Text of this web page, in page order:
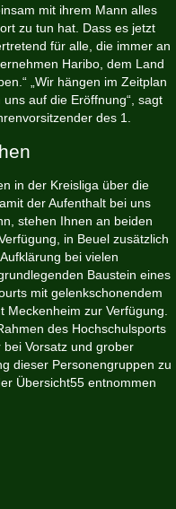
mit ihrem Mann alles
zu tun hat. Dass es jetzt
für alle, die immer an
Haribo, dem Land
„Wir hängen im Zeitplan
auf die Eröffnung“, sagt
des 1.
in der Kreisliga über die
der Aufenthalt bei uns
stehen Ihnen an beiden
in Beuel zusätzlich
bei vielen
Baustein eines
mit gelenkschonendem
zur Verfügung.
des Hochschulsports
Vorsatz und grober
dieser Personengruppen zu
Übersicht55 entnommen